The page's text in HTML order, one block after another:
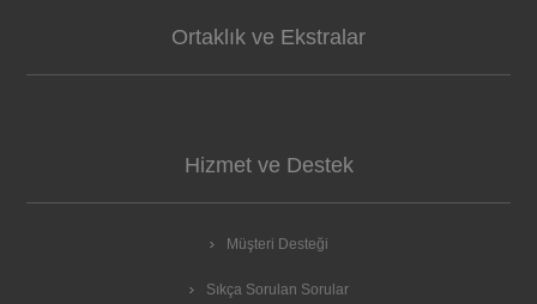
Ortaklık ve Ekstralar
Hizmet ve Destek
Müşteri Desteği
Sıkça Sorulan Sorular